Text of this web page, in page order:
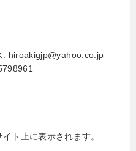
: hiroakigjp@yahoo.co.jp
ト上に表示されます。